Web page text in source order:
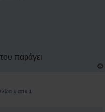
παράγει
1 από 1